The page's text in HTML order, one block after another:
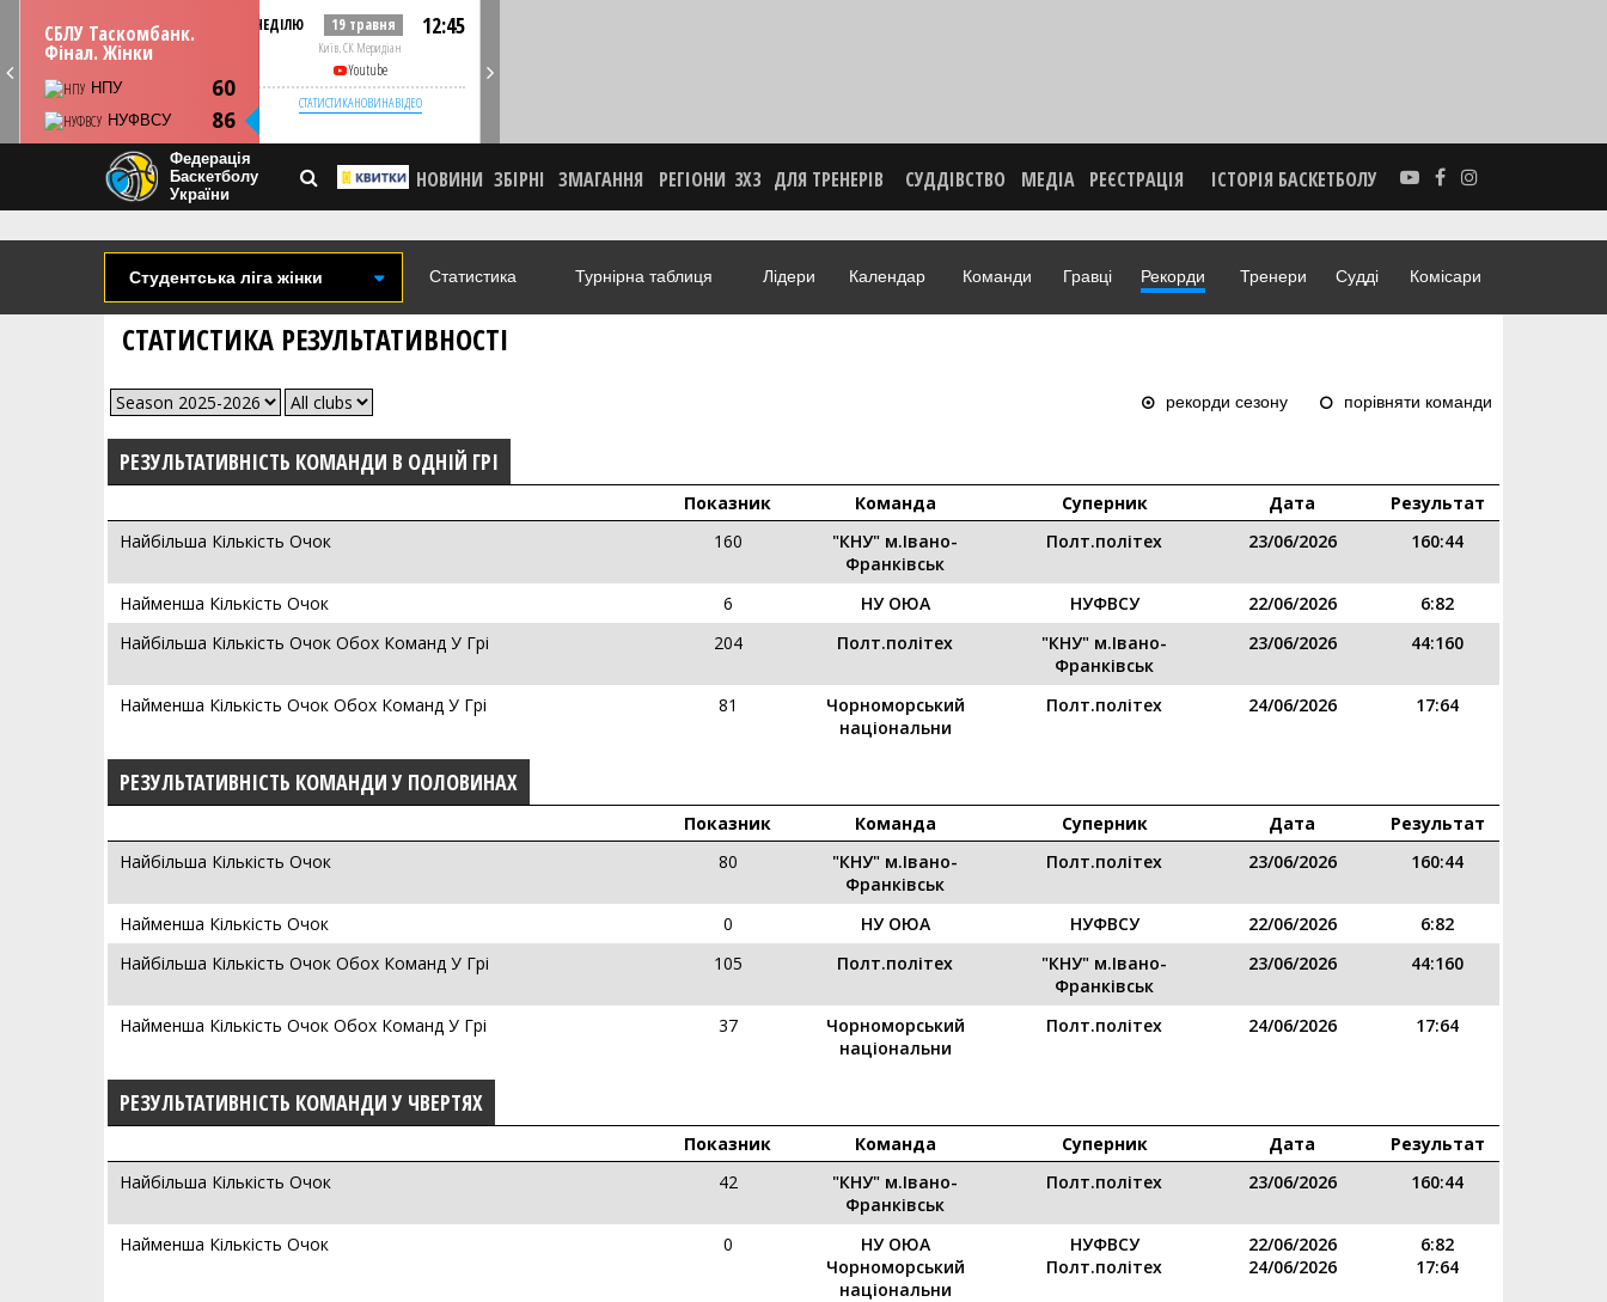
СБЛУ Таскомбанк.
Фінал. Жінки
НПУ 60
НУФВСУ 86
НЕДІЛЮ 19 травня 12:45
Київ. СК Меридіан
Youtube
СТАТИСТИКАНОВИНАВІДЕО
Федерація
Баскетболу
України
НОВИНИ ЗБІРНІ ЗМАГАННЯ РЕГІОНИ 3X3 ДЛЯ ТРЕНЕРІВ СУДДІВСТВО МЕДІА РЕЄСТРАЦІЯ ІСТОРІЯ БАСКЕТБОЛУ
Студентська ліга жінки Статистика Турнірна таблиця Лідери Календар Команди Гравці Рекорди Тренери Судді Комісари
СТАТИСТИКА РЕЗУЛЬТАТИВНОСТІ
рекорди сезону порівняти команди
РЕЗУЛЬТАТИВНІСТЬ КОМАНДИ В ОДНІЙ ГРІ
Показник Команда Суперник Дата
Результат
Найбільша Кількість Очок
160
"КНУ" м.Івано-
Франківськ
Полт.політех 23/06/2026 160:44
Найменша Кількість Очок 6 НУ ОЮА НУФВСУ 22/06/2026
6:82
Найбільша Кількість Очок Обох Команд У Грі
204 Полт.політех
"КНУ" м.Івано-
Франківськ
23/06/2026 44:160
Найменша Кількість Очок Обох Команд У Грі 81
Чорноморський
національни
Полт.політех 24/06/2026 17:64
РЕЗУЛЬТАТИВНІСТЬ КОМАНДИ У ПОЛОВИНАХ
Показник Команда Суперник Дата
Результат
Найбільша Кількість Очок
80
"КНУ" м.Івано-
Франківськ
Полт.політех 23/06/2026 160:44
Найменша Кількість Очок 0 НУ ОЮА НУФВСУ 22/06/2026
6:82
Найбільша Кількість Очок Обох Команд У Грі
105 Полт.політех
"КНУ" м.Івано-
Франківськ
23/06/2026 44:160
Найменша Кількість Очок Обох Команд У Грі 37
Чорноморський
національни
Полт.політех 24/06/2026 17:64
РЕЗУЛЬТАТИВНІСТЬ КОМАНДИ У ЧВЕРТЯХ
Показник Команда Суперник Дата
Результат
Найбільша Кількість Очок
42
"КНУ" м.Івано-
Франківськ
Полт.політех 23/06/2026 160:44
Найменша Кількість Очок 0
НУ ОЮА
Чорноморський
національни
НУФВСУ
Полт.політех
22/06/2026
24/06/2026
6:82
17:64